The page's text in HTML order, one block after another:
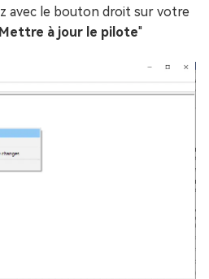
avec le bouton droit sur votre
Mettre à jour le pilote"